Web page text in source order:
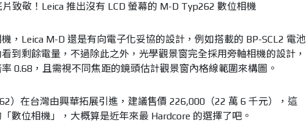
，Leica M-D 還是有向電子化妥協的設計，例如搭載的 BP-SCL2 電池
到剩餘電量，不過除此之外，光學觀景窗完全採用旁軸相機的設計，
0.68，且需視不同焦距的鏡頭估計觀景窗內格線範圍來構圖。
）在台灣由興華拓展引進，建議售價 226,000（22 萬 6 千元），這
數位相機」，大概算是近年來最 Hardcore 的選擇了吧。